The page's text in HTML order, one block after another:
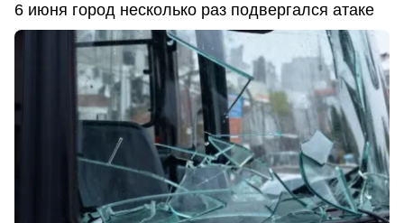
6 июня город несколько раз подвергался атаке